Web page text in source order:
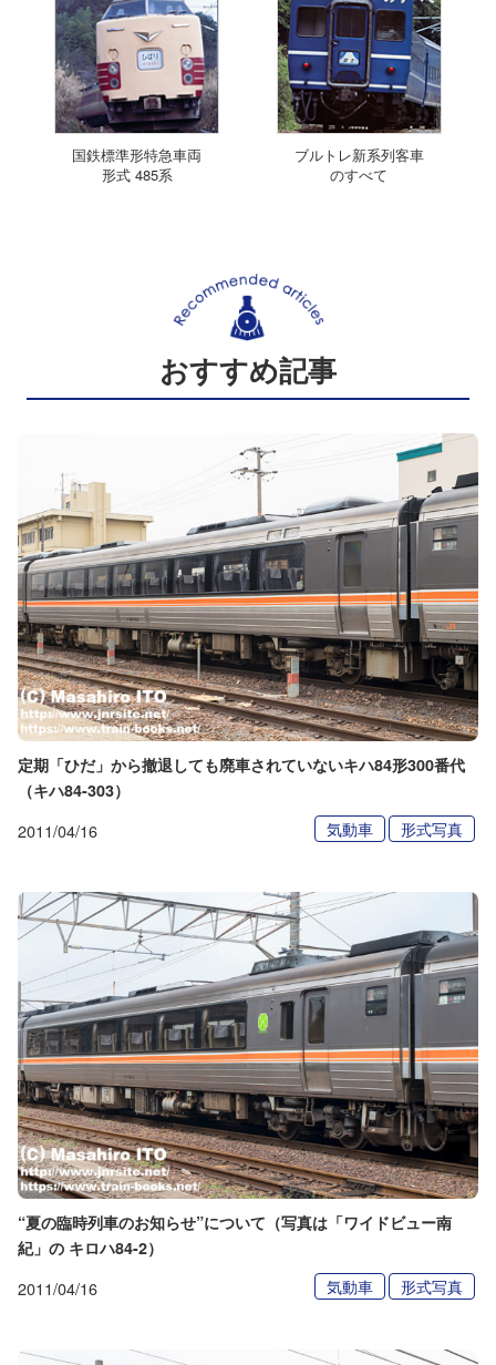
国鉄標準形特急車両
形式 485系
ブルトレ新系列客車
のすべて
おすすめ記事
定期「ひだ」から撤退しても廃車されていないキハ84形300番代
（キハ84-303）
2011/04/16 気動車 形式写真
“夏の臨時列車のお知らせ”について（写真は「ワイドビュー南
紀」の キロハ84-2）
2011/04/16 気動車 形式写真